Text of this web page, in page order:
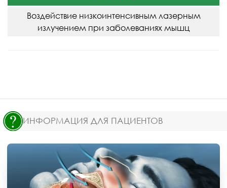
Воздействие низкоинтенсивным лазерным
излучением при заболеваниях мышц
ИНФОРМАЦИЯ ДЛЯ ПАЦИЕНТОВ